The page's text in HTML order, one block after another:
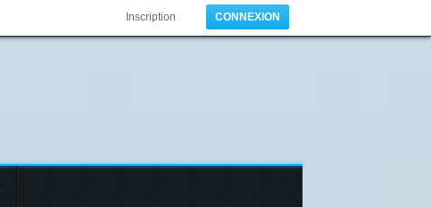
Inscription CONNEXION